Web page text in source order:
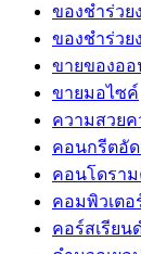
ของชำร่วย
ของชำร่วย
ขายของอ
ขายมอไซค์
ความสวยค
คอนกรีตอัด
คอนโดรา
คอมพิวเตอ
คอร์สเรียน